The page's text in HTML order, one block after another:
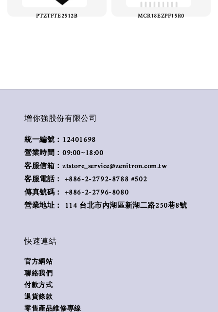
PTZTFTE2512B MCR18EZPF15R0
增你強股份有限公司
統一編號：12401698
營業時間：09:00~18:00
客服信箱：ztstore_service@zenitron.com.tw
客服電話： +886-2-2792-8788 #502
傳真號碼： +886-2-2796-8080
營業地址： 114 台北市內湖區新湖二路250巷8號
快速連結
官方網站
聯絡我們
付款方式
退貨條款
零售產品維修專線